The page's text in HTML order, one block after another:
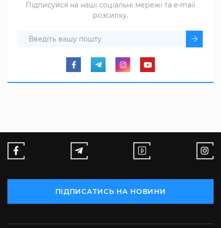
Підписуйся на наші соціальні мережі та e-mail
розсилку.
ПІДПИСАТИСЬ НА НОВИНИ